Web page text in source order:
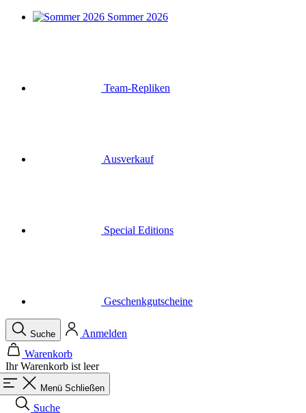
Sommer 2026
Ihr Warenkorb ist leer
Menü Schließen
Suche
Warenkorb